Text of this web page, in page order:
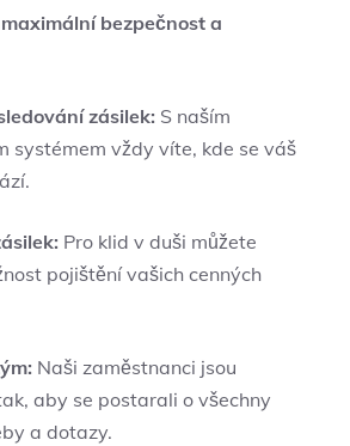
bezpečnost a
zásilek: S naším
systémem vždy víte, kde se váš
Pro klid v duši můžete
pojištění vašich cenných
Naši zaměstnanci jsou
aby se postarali o všechny
a dotazy.